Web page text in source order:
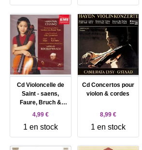
Cd Violoncelle de
Saint - saens,
Faure, Bruch &
Tchaikovsky
4,99 €
1 en stock
Cd Concertos pour
violon & cordes
8,99 €
1 en stock